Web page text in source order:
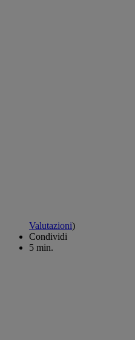
Valutazioni)
Condividi
5 min.